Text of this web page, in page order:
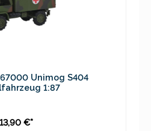
Unimog S404
1:87
13,90 €*